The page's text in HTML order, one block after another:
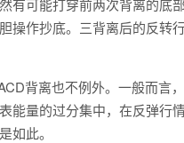
有可能打穿前两次背离的底
作抄底。三背离后的反转
背离也不例外。一般而言
能量的过分集中，在反弹行
如此。